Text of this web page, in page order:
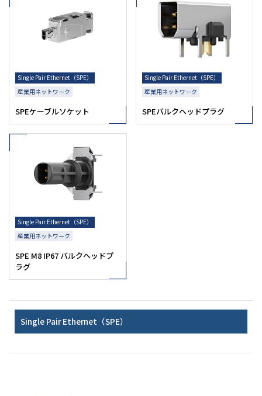
Single Pair Ethernet（SPE）
産業用ネットワーク
SPEケーブルソケット
Single Pair Ethernet（SPE）
産業用ネットワーク
SPEバルクヘッドプラグ
Single Pair Ethernet（SPE）
産業用ネットワーク
SPE M8 IP67 バルクヘッドプ
ラグ
Single Pair Ethernet（SPE）